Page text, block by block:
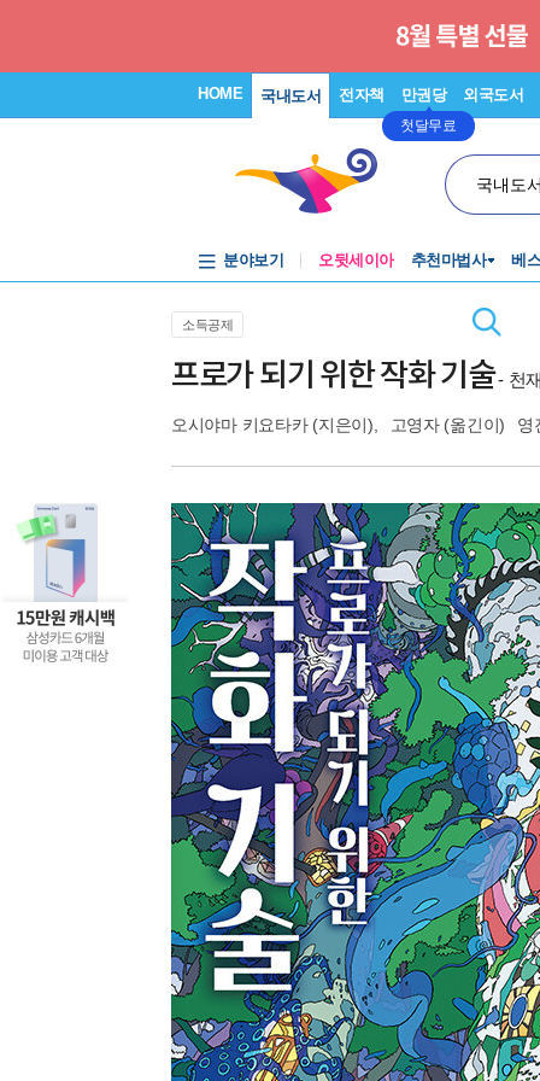
HOME 국내도서 전자책 만권당
첫달무료
외국도서
국내도
분야보기 오뒷세이아 추천마법사 베
소득공제
프로가 되기 위한 작화 기술- 천
오시야마 키요타카(지은이), 고영자(옮긴이) 영